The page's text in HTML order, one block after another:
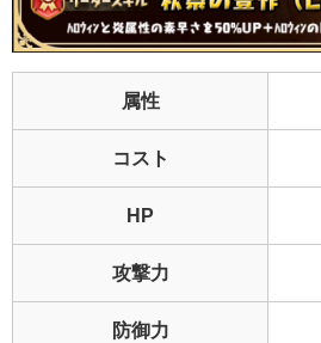
属性
コスト
HP
攻撃力
防御力